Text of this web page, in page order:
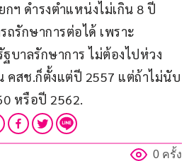
ฯ ดำรงตำแหน่งไม่เกิน 8 ปี
รักษาการต่อได้ เพราะ
บาลรักษาการ ไม่ต้องไปห่วง
คสช.ก็ตั้งแต่ปี 2557 แต่ถ้าไม่นับ
หรือปี 2562.
0 ครั้ง